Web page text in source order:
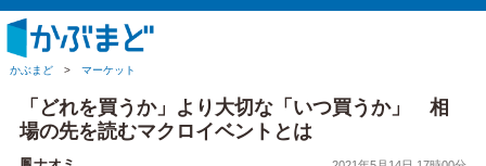
かぶまど > マーケット
「どれを買うか」より大切な「いつ買うか」 相
場の先を読むマクロイベントとは